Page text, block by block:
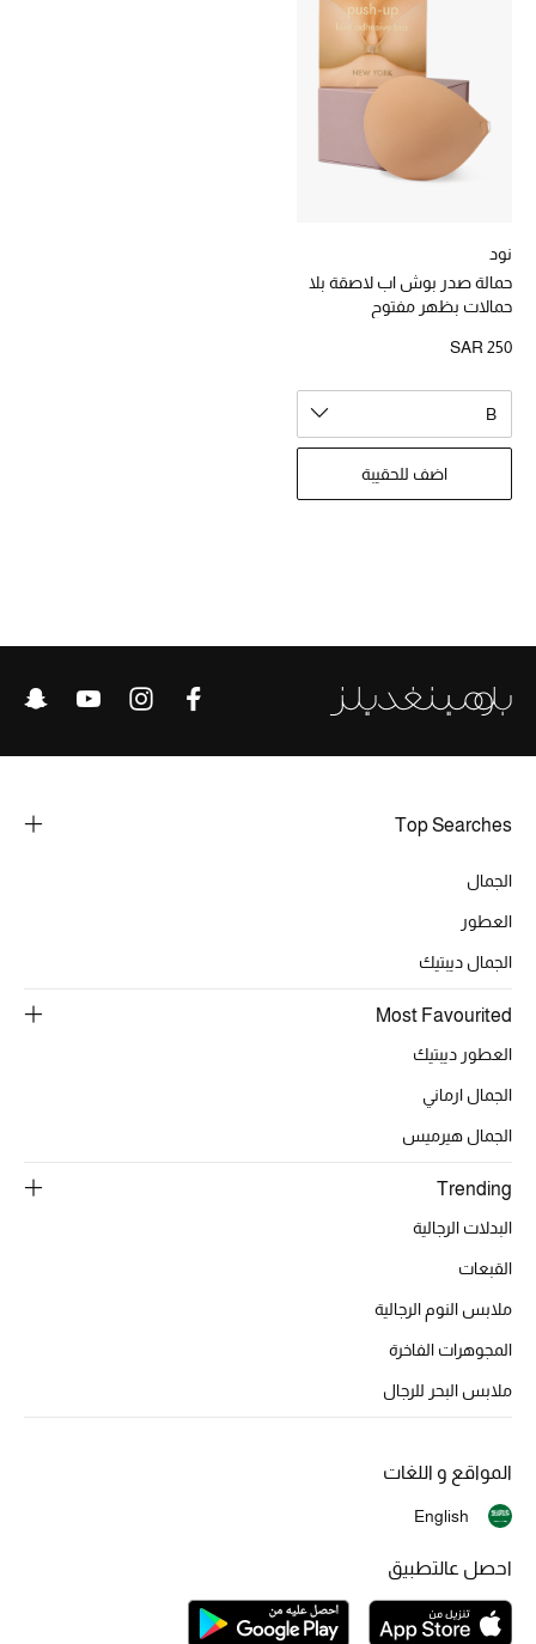
ركن الفخامة
جميع الملابس النسائية
جميع الحقائب النسائية
جميع الإكسسورات النسائية
موضة نسائية
الحقائب النسائية
دليل ملتزمات الحقائب
حقائب رجالية
حقائب الأطفال
أبرز المصممين
دليل ملتزمات الحقائب
تسوقوا الحقائب
أحذية النسائية
تشكيلة الأحذية
الأحذية الرجالية
نود
حمالة صدر بوش اب لاصقة بلا
حمالات بظهر مفتوح
SAR 250
B
اضف للحقيبة
Top Searches
الجمال
العطور
الجمال ديبتيك
Most Favourited
العطور ديبتيك
الجمال ارماني
الجمال هيرميس
Trending
البدلات الرجالية
القبعات
ملابس النوم الرجالية
المجوهرات الفاخرة
ملابس البحر للرجال
المواقع و اللغات
English
احصل عالتطبيق